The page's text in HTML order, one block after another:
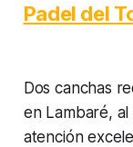
Padel del
Dos canchas
en Lambaré,
atención